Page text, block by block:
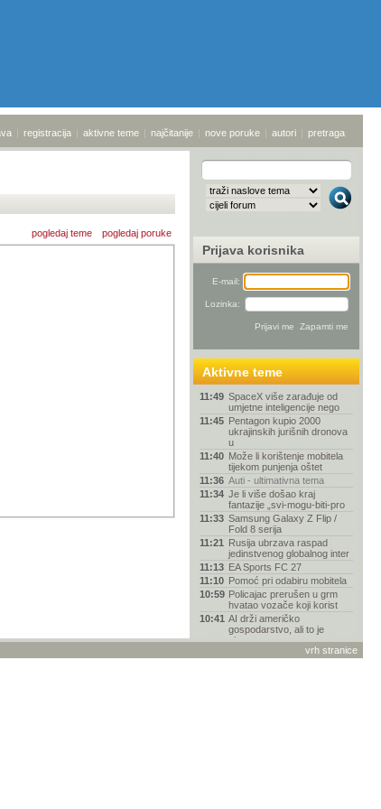
| registracija | aktivne teme | najčitanije | nove poruke | autori | pretraga
pogledaj teme pogledaj poruke
Prijava korisnika
E-mail:
Lozinka:
Aktivne teme
11:49 SpaceX više zarađuje od
umjetne inteligencije nego
11:45 Pentagon kupio 2000
ukrajinskih jurišnih dronova
u
11:40 Može li korištenje mobitela
tijekom punjenja oštet
11:36 Auti - ultimativna tema
11:34 Je li više došao kraj
fantazije „svi-mogu-biti-pro
11:33 Samsung Galaxy Z Flip /
Fold 8 serija
11:21 Rusija ubrzava raspad
jedinstvenog globalnog inter
11:13 EA Sports FC 27
11:10 Pomoć pri odabiru mobitela
10:59 Policajac prerušen u grm
hvatao vozače koji korist
10:41 AI drži američko
gospodarstvo, ali to je
njegova n
Društvena mreža Truthvrh stranice